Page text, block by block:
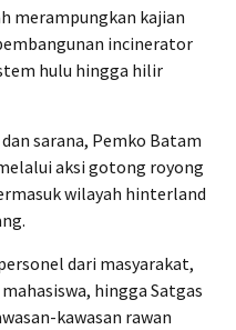
merampungkan kajian
incinerator
hulu hingga hilir
sarana, Pemko Batam
aksi gotong royong
wilayah hinterland
dari masyarakat,
hingga Satgas
kawasan rawan